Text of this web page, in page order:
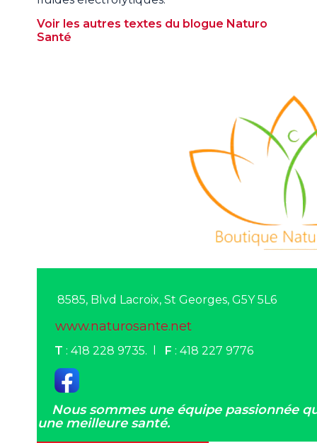
Voir les autres textes du blogue Naturo
Santé
8585, Blvd Lacroix, St Georges, G5Y 5L6
www.naturosante.net
T : 418 228 9735. l F : 418 227 9776
Nous sommes une équipe passionnée
une meilleure santé.